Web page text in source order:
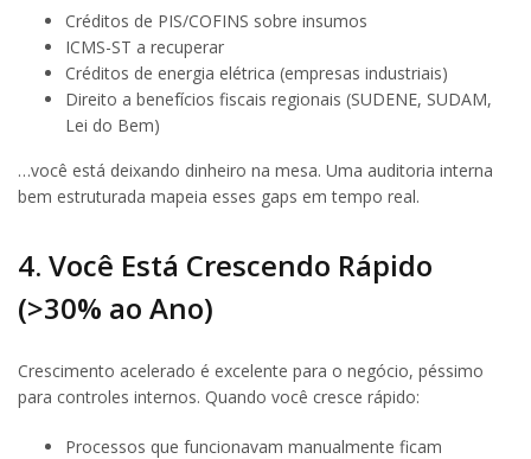
Créditos de PIS/COFINS sobre insumos
ICMS-ST a recuperar
Créditos de energia elétrica (empresas industriais)
Direito a benefícios fiscais regionais (SUDENE, SUDAM,
Lei do Bem)
…você está deixando dinheiro na mesa. Uma auditoria interna
bem estruturada mapeia esses gaps em tempo real.
4. Você Está Crescendo Rápido
(>30% ao Ano)
Crescimento acelerado é excelente para o negócio, péssimo
para controles internos. Quando você cresce rápido:
Processos que funcionavam manualmente ficam